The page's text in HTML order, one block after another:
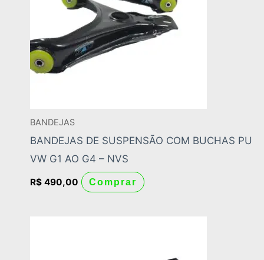
BANDEJAS
BANDEJAS DE SUSPENSÃO COM BUCHAS PU
VW G1 AO G4 – NVS
R$ 490,00 Comprar